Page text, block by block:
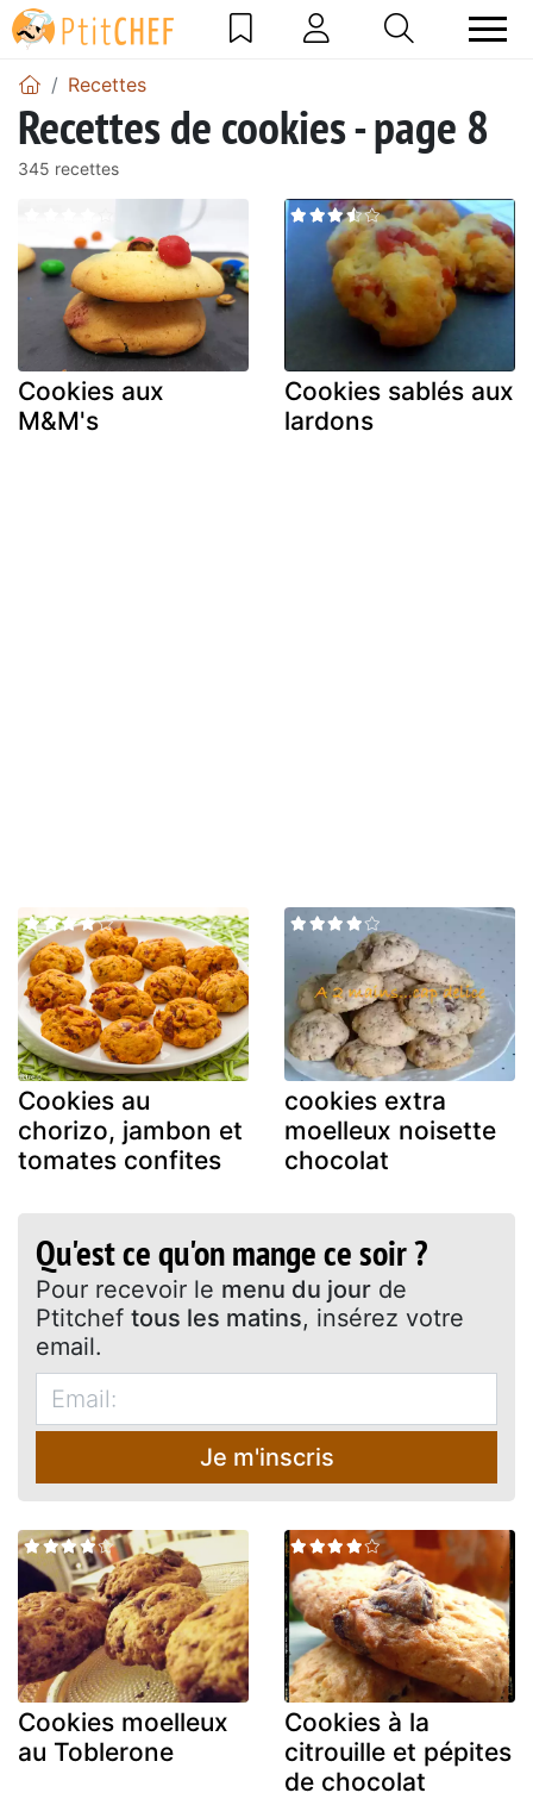
Recettes
Recettes de cookies - page 8
345 recettes
Cookies aux
M&M's
Cookies sablés aux
lardons
Cookies au
chorizo, jambon et
tomates confites
cookies extra
moelleux noisette
chocolat
Qu'est ce qu'on mange ce soir ?
Pour recevoir le menu du jour de
Ptitchef tous les matins, insérez votre
email.
Je m'inscris
Cookies moelleux
au Toblerone
Cookies à la
citrouille et pépites
de chocolat